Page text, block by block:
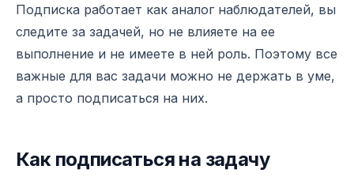
Подписка работает как аналог наблюдателей, вы
следите за задачей, но не влияете на ее
выполнение и не имеете в ней роль. Поэтому все
важные для вас задачи можно не держать в уме,
а просто подписаться на них.
Как подписаться на задачу